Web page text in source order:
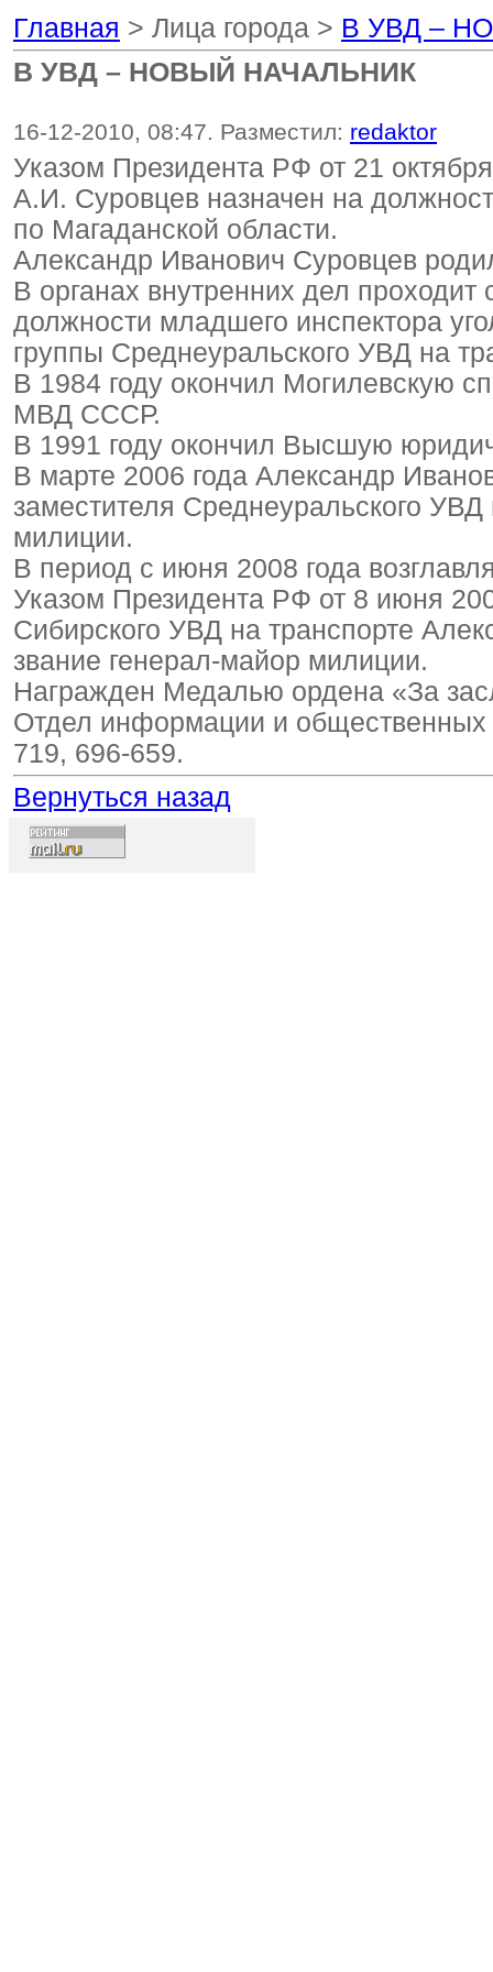
Главная > Лица города > В УВД –
В УВД – НОВЫЙ НАЧАЛЬНИК
16-12-2010, 08:47. Разместил: redaktor
Указом Президента РФ от 21
А.И. Суровцев назначен на
по Магаданской области.
Александр Иванович Суровцев
В органах внутренних дел
должности младшего инспектора
группы Среднеуральского УВД на
В 1984 году окончил Могилевскую
МВД СССР.
В 1991 году окончил Высшую
В марте 2006 года Александр
заместителя Среднеуральского
милиции.
В период с июня 2008 года
Указом Президента РФ от 8 июня
Сибирского УВД на транспорте
звание генерал-майор милиции.
Награжден Медалью ордена «За
Отдел информации и общественных
719, 696-659.
Вернуться назад